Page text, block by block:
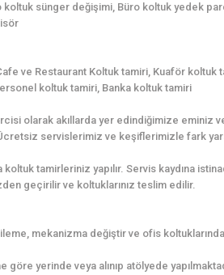
sünger değişimi, Büro koltuk yedek
ve Restaurant Koltuk tamiri, Kuaför koltuk
koltuk tamiri, Banka koltuk tamiri
olarak akıllarda yer edindiğimize eminiz
servislerimiz ve keşiflerimizle fark
tamirleriniz yapılır. Servis kaydına
geçirilir ve koltuklarınız teslim edilir.
mekanizma değiştir ve ofis
göre yerinde veya alınıp atölyede